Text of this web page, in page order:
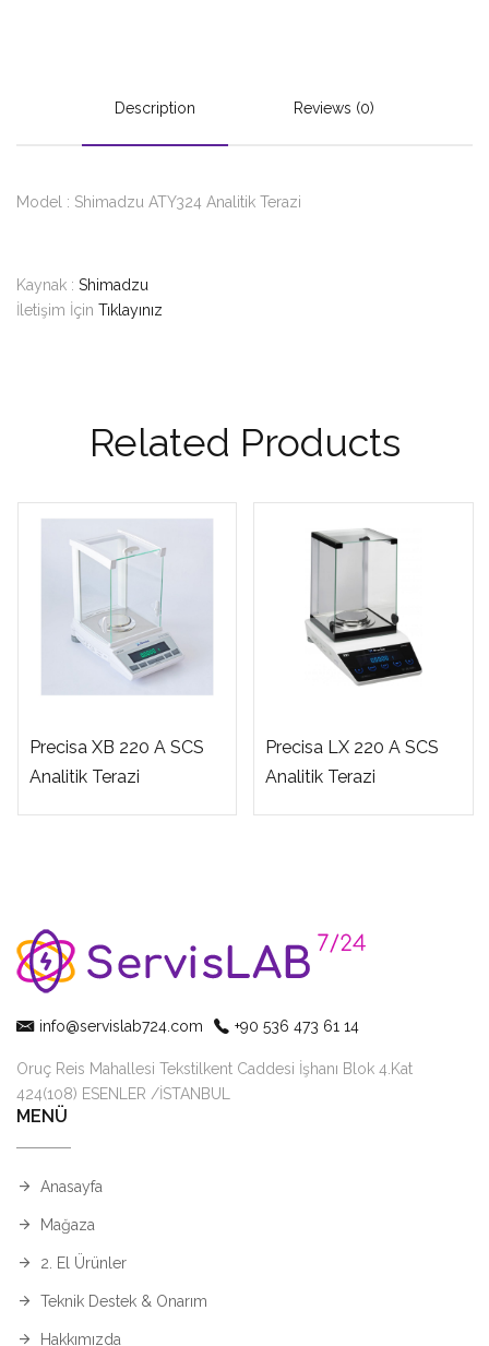
Description Reviews (0)
Model : Shimadzu ATY324 Analitik Terazi
Kaynak : Shimadzu
İletişim İçin Tıklayınız
Related Products
Precisa XB 220 A SCS
Analitik Terazi
Precisa LX 220 A SCS
Analitik Terazi
info@servislab724.com +90 536 473 61 14
Oruç Reis Mahallesi Tekstilkent Caddesi İşhanı Blok 4.Kat
424(108) ESENLER /İSTANBUL
MENÜ
Anasayfa
Mağaza
2. El Ürünler
Teknik Destek & Onarım
Hakkımızda